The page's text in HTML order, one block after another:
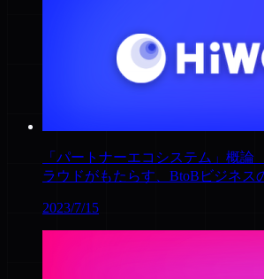
「パートナーエコシステム」概
ラウドがもたらす、BtoBビジネス
2023/7/15